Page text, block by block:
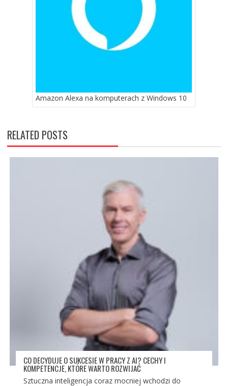
Amazon Alexa na komputerach z Windows 10
RELATED POSTS
CO DECYDUJE O SUKCESIE W PRACY Z AI? CECHY I
KOMPETENCJE, KTÓRE WARTO ROZWIJAĆ
Sztuczna inteligencja coraz mocniej wchodzi do